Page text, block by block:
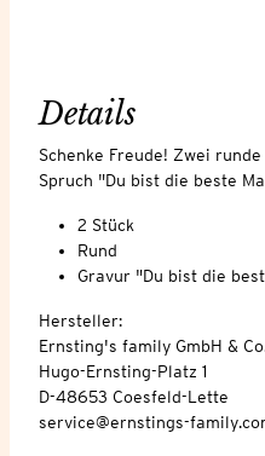
Details
Schenke Freude! Zwei
Spruch "Du bist die beste
2 Stück
Rund
Gravur "Du bist die
Hersteller:
Ernsting's family GmbH &
Hugo-Ernsting-Platz 1
D-48653 Coesfeld-Lette
service@ernstings-